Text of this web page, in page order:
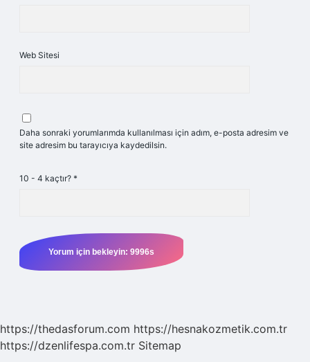
Web Sitesi
Daha sonraki yorumlarımda kullanılması için adım, e-posta adresim ve
site adresim bu tarayıcıya kaydedilsin.
10 - 4 kaçtır? *
https://thedasforum.com https://hesnakozmetik.com.tr
https://dzenlifespa.com.tr Sitemap